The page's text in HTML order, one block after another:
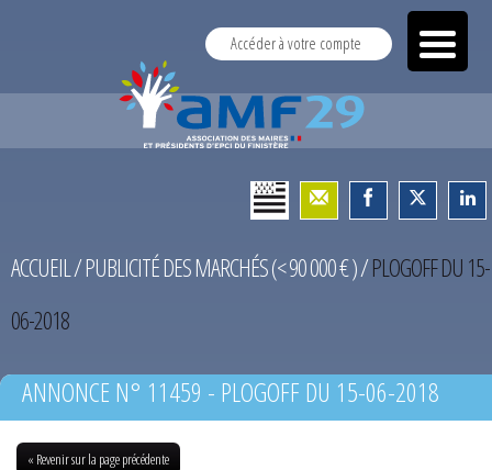
Accéder à votre compte
ACCUEIL/PUBLICITÉ DES MARCHÉS (< 90 000 € )/PLOGOFF DU 15-
06-2018
ANNONCE N° 11459 - PLOGOFF DU 15-06-2018
« Revenir sur la page précédente